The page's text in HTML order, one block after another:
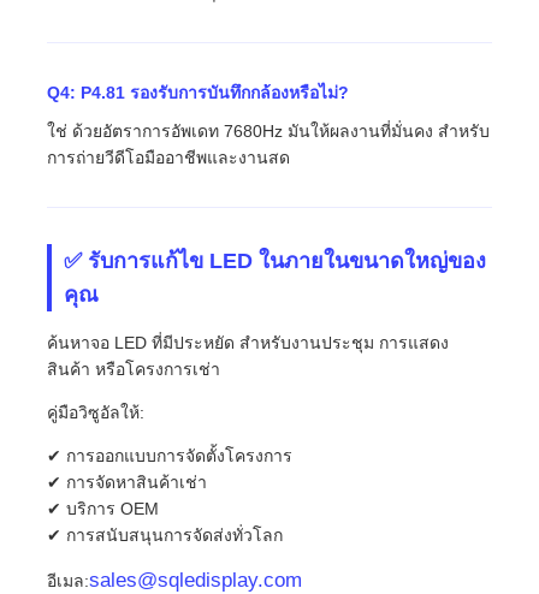
Q4: P4.81 รองรับการบันทึกกล้องหรือไม่?
ใช่ ด้วยอัตราการอัพเดท 7680Hz มันให้ผลงานที่มั่นคง สําหรับ
การถ่ายวีดีโอมืออาชีพและงานสด
✅ รับการแก้ไข LED ในภายในขนาดใหญ่ของ
คุณ
ค้นหาจอ LED ที่มีประหยัด สําหรับงานประชุม การแสดง
สินค้า หรือโครงการเช่า
คู่มือวิซูอัลให้:
✔ การออกแบบการจัดตั้งโครงการ
✔ การจัดหาสินค้าเช่า
✔ บริการ OEM
✔ การสนับสนุนการจัดส่งทั่วโลก
อีเมล:sales@sqledisplay.com